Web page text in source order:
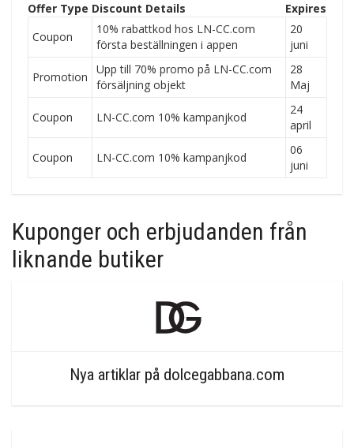
Offer Type Discount Details
Expires
Coupon
10% rabattkod hos LN-CC.com
första beställningen i appen
20
juni
Promotion
Upp till 70% promo på LN-CC.com
försäljning objekt
28
Maj
Coupon LN-CC.com 10% kampanjkod
24
april
Coupon LN-CC.com 10% kampanjkod
06
juni
Kuponger och erbjudanden från
liknande butiker
Nya artiklar på dolcegabbana.com